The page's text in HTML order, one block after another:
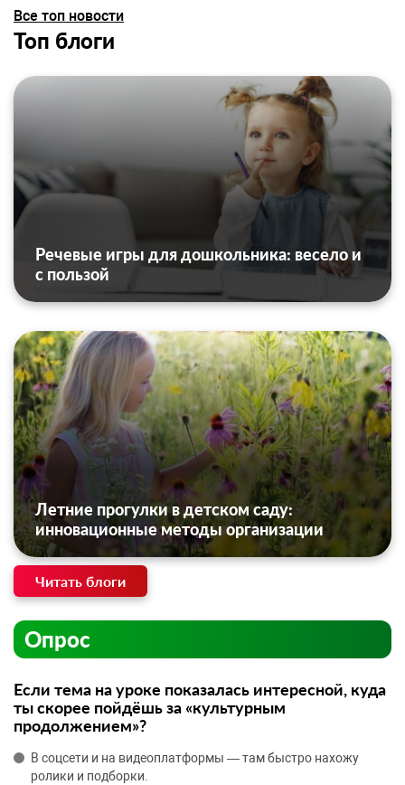
Все топ новости
Топ блоги
Речевые игры для дошкольника: весело и
с пользой
Летние прогулки в детском саду:
инновационные методы организации
Читать блоги
Опрос
Если тема на уроке показалась интересной, куда
ты скорее пойдёшь за «культурным
продолжением»?
В соцсети и на видеоплатформы — там быстро нахожу
ролики и подборки.